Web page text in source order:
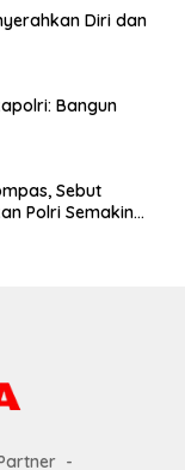
Diri dan
Bangun
Sebut
Polri Semakin